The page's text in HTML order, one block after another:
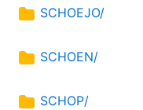
SCHOEJO/
SCHOEN/
SCHOP/